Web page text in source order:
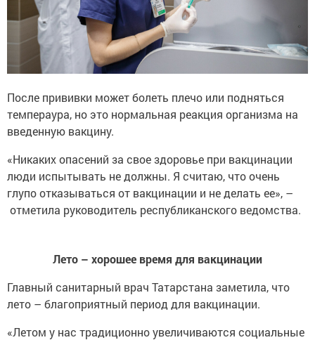
После прививки может болеть плечо или подняться
темпераура, но это нормальная реакция организма на
введенную вакцину.
«Никаких опасений за свое здоровье при вакцинации
люди испытывать не должны. Я считаю, что очень
глупо отказываться от вакцинации и не делать ее», –
отметила руководитель республиканского ведомства.
Лето – хорошее время для вакцинации
Главный санитарный врач Татарстана заметила, что
лето – благоприятный период для вакцинации.
«Летом у нас традиционно увеличиваются социальные